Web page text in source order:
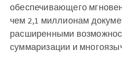
обеспечивающего
чем 2,1 миллионам
расширенными
суммаризации и